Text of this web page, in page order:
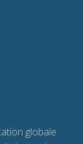
globale